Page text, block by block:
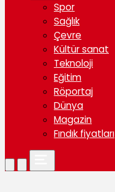
Spor
Sağlık
Çevre
Kültür sanat
Teknoloji
Eğitim
Röportaj
Dünya
Magazin
Fındık fiyatları